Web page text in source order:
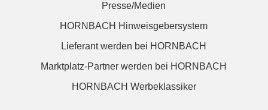
Presse/Medien
HORNBACH Hinweisgebersystem
Lieferant werden bei HORNBACH
Marktplatz-Partner werden bei HORNBACH
HORNBACH Werbeklassiker